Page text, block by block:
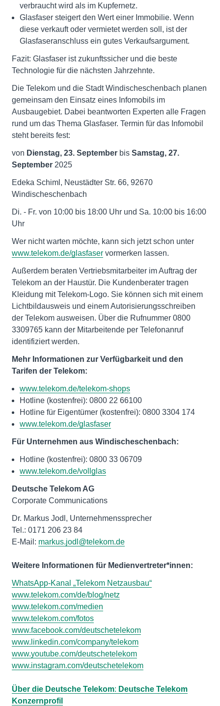
verbraucht wird als im Kupfernetz.
Glasfaser steigert den Wert einer Immobilie. Wenn
diese verkauft oder vermietet werden soll, ist der
Glasfaseranschluss ein gutes Verkaufsargument.
Fazit: Glasfaser ist zukunftssicher und die beste
Technologie für die nächsten Jahrzehnte.
Die Telekom und die Stadt Windischeschenbach planen
gemeinsam den Einsatz eines Infomobils im
Ausbaugebiet. Dabei beantworten Experten alle Fragen
rund um das Thema Glasfaser. Termin für das Infomobil
steht bereits fest:
von Dienstag, 23. September bis Samstag, 27.
September 2025
Edeka Schiml, Neustädter Str. 66, 92670
Windischeschenbach
Di. - Fr. von 10:00 bis 18:00 Uhr und Sa. 10:00 bis 16:00
Uhr
Wer nicht warten möchte, kann sich jetzt schon unter
www.telekom.de/glasfaser vormerken lassen.
Außerdem beraten Vertriebsmitarbeiter im Auftrag der
Telekom an der Haustür. Die Kundenberater tragen
Kleidung mit Telekom-Logo. Sie können sich mit einem
Lichtbildausweis und einem Autorisierungsschreiben
der Telekom ausweisen. Über die Rufnummer 0800
3309765 kann der Mitarbeitende per Telefonanruf
identifiziert werden.
Mehr Informationen zur Verfügbarkeit und den
Tarifen der Telekom:
www.telekom.de/telekom-shops
Hotline (kostenfrei): 0800 22 66100
Hotline für Eigentümer (kostenfrei): 0800 3304 174
www.telekom.de/glasfaser
Für Unternehmen aus Windischeschenbach:
Hotline (kostenfrei): 0800 33 06709
www.telekom.de/vollglas
Deutsche Telekom AG
Corporate Communications
Dr. Markus Jodl, Unternehmenssprecher
Tel.: 0171 206 23 84
E-Mail: markus.jodl@telekom.de
Weitere Informationen für Medienvertreter*innen:
WhatsApp-Kanal „Telekom Netzausbau“
www.telekom.com/de/blog/netz
www.telekom.com/medien
www.telekom.com/fotos
www.facebook.com/deutschetelekom
www.linkedin.com/company/telekom
www.youtube.com/deutschetelekom
www.instagram.com/deutschetelekom
Über die Deutsche Telekom: Deutsche Telekom
Konzernprofil